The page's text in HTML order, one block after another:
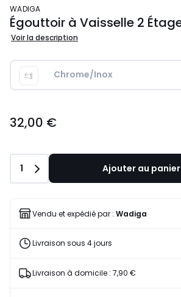
WADIGA
Égouttoir à Vaisselle 2
Voir la description
Chrome/Inox
€.
32,00 €
Quantité
1 Ajouter au panier
Vendu et expédié par : Wadiga
Livraison sous 4 jours
Livraison à domicile : 7,90 €